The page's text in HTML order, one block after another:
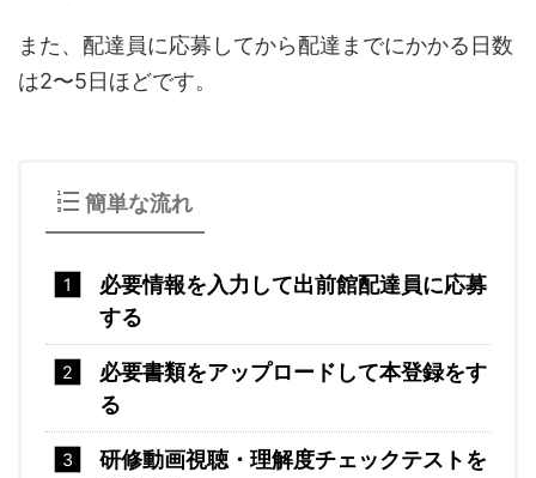
また、配達員に応募してから配達までにかかる日数
は2〜5日ほどです。
簡単な流れ
必要情報を入力して出前館配達員に応募
する
必要書類をアップロードして本登録をす
る
研修動画視聴・理解度チェックテストを